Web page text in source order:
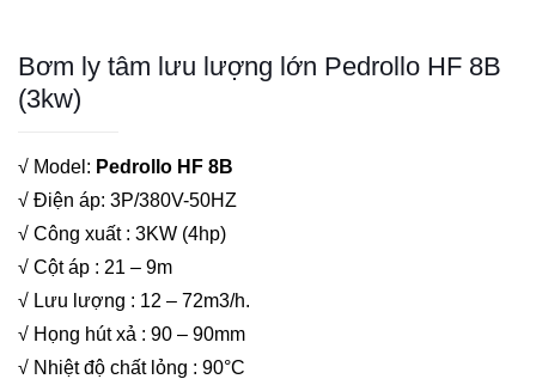
Bơm ly tâm lưu lượng lớn Pedrollo HF 8B
(3kw)
√ Model: Pedrollo HF 8B
√ Điện áp: 3P/380V-50HZ
√ Công xuất : 3KW (4hp)
√ Cột áp : 21 – 9m
√ Lưu lượng : 12 – 72m3/h.
√ Họng hút xả : 90 – 90mm
√ Nhiệt độ chất lỏng : 90°C